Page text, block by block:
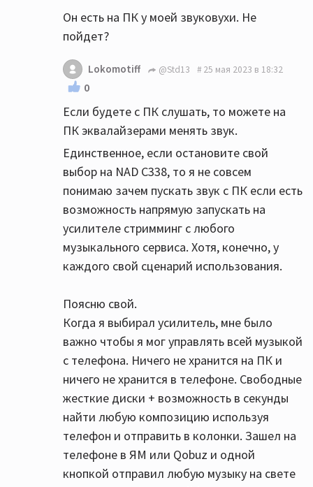
Он есть на ПК у моей звуковухи. Не
пойдет?
Lokomotiff @Std13 25 мая 2023 в 18:32
0
Если будете с ПК слушать, то можете на
ПК эквалайзерами менять звук.
Единственное, если остановите свой
выбор на NAD C338, то я не совсем
понимаю зачем пускать звук с ПК если есть
возможность напрямую запускать на
усилителе стримминг с любого
музыкального сервиса. Хотя, конечно, у
каждого свой сценарий использования.
Поясню свой.
Когда я выбирал усилитель, мне было
важно чтобы я мог управлять всей музыкой
с телефона. Ничего не хранится на ПК и
ничего не хранится в телефоне. Свободные
жесткие диски + возможность в секунды
найти любую композицию используя
телефон и отправить в колонки. Зашел на
телефоне в ЯМ или Qobuz и одной
кнопкой отправил любую музыку на свете